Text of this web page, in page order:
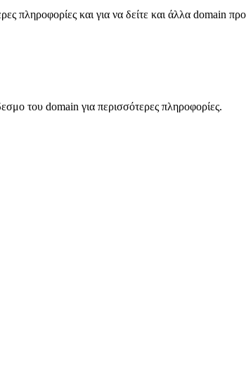
πληροφορίες και για να δείτε και άλλα domain
του domain για περισσότερες πληροφορίες.